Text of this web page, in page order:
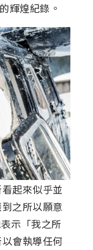
輝煌紀錄。
起來似乎並
之所以願意
示「我之所
會執導任何